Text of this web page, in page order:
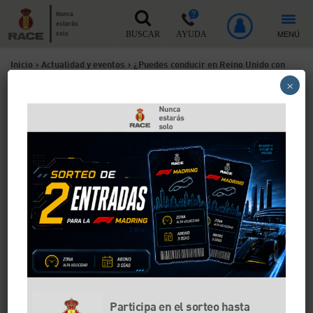
Nunca
estarás
solo
BUSCAR AYUDA MENÚ
Inicio > Actualidad y eventos > ¿Puedes conducir en Reino Unido con
¿Puedes conducir en Reino
Unido con tu carnet español
o en España con tu carnet
inglés?
Tras la llegada del Brexit, a partir de 1 de enero de
2022, si eres español y quieres conducir por Reino
Unido o viceversa tendrás que examinarte del carnet
ningún nuevo convenio para canjear ninguna licencia
Participa en el sorteo hasta
×